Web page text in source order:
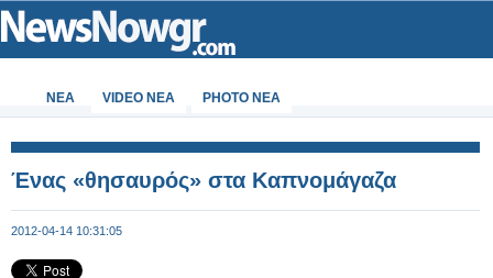
ΝΕΑ VIDEO NEA PHOTO NEA
Ένας «θησαυρός» στα Καπνομάγαζα
2012-04-14 10:31:05